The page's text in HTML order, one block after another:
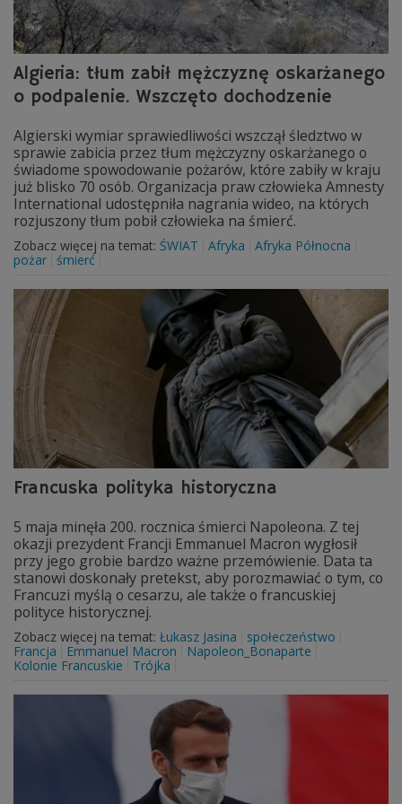
Algieria: tłum zabił mężczyznę oskarżanego
o podpalenie. Wszczęto dochodzenie
Algierski wymiar sprawiedliwości wszczął śledztwo w
sprawie zabicia przez tłum mężczyzny oskarżanego o
świadome spowodowanie pożarów, które zabiły w kraju
już blisko 70 osób. Organizacja praw człowieka Amnesty
International udostępniła nagrania wideo, na których
rozjuszony tłum pobił człowieka na śmierć.
Zobacz więcej na temat: ŚWIAT Afryka
Afryka Północna
pożar śmierć
Francuska polityka historyczna
5 maja minęła 200. rocznica śmierci Napoleona. Z tej
okazji prezydent Francji Emmanuel Macron wygłosił
przy jego grobie bardzo ważne przemówienie. Data ta
stanowi doskonały pretekst, aby porozmawiać o tym, co
Francuzi myślą o cesarzu, ale także o francuskiej
polityce historycznej.
Zobacz więcej na temat: Łukasz Jasina
społeczeństwo
Francja
Emmanuel Macron
Napoleon_Bonaparte
Kolonie Francuskie
Trójka